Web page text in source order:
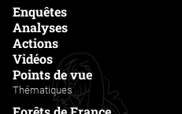
Enquêtes
Analyses
Actions
Vidéos
Points de vue
Thématiques